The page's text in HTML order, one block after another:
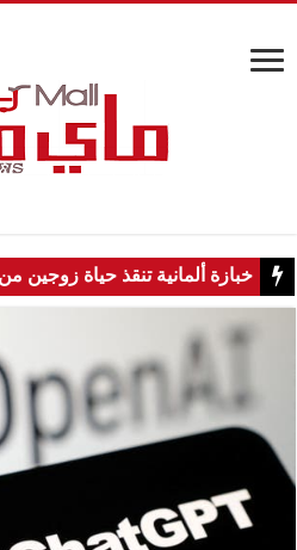
خبازة ألمانية تنقذ حياة زوجين من